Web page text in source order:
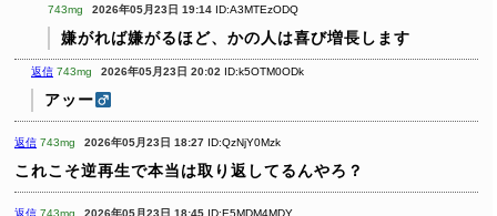
743mg 2026年05月23日 19:14 ID:A3MTEzODQ
嫌がれば嫌がるほど、かの人は喜び増長します
返信 743mg 2026年05月23日 20:02 ID:k5OTM0ODk
アッー
返信 743mg 2026年05月23日 18:27 ID:QzNjY0Mzk
これこそ逆再生で本当は取り返してるんやろ？
返信 743mg 2026年05月23日 18:45 ID:E5MDM4MDY